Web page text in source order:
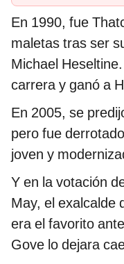
En 1990, fue
maletas tras ser
Michael
carrera y ganó a
En 2005, se
pero fue
joven y
Y en la votación
May, el exalcalde
era el favorito
Gove lo dejara